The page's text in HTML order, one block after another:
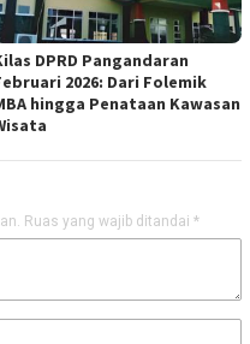
DPRD Pangandaran
2026: Dari Folemik
hingga Penataan Kawasan
Ruas yang wajib ditandai *